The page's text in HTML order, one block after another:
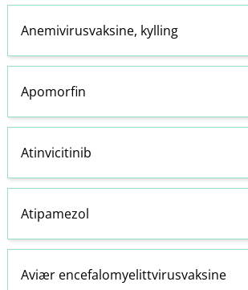
Anemivirusvaksine, kylling
Apomorfin
Atinvicitinib
Atipamezol
Aviær encefalomyelittvirusvaksine